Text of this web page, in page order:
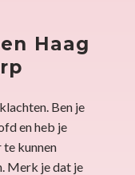
Haag
Ben je
en heb je
kunnen
Merk je dat je